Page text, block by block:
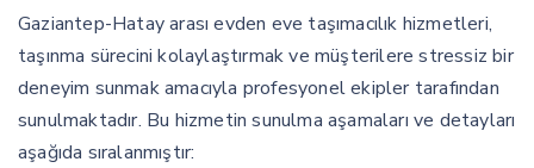
Gaziantep-Hatay arası evden eve taşımacılık hizmetleri,
taşınma sürecini kolaylaştırmak ve müşterilere stressiz bir
deneyim sunmak amacıyla profesyonel ekipler tarafından
sunulmaktadır. Bu hizmetin sunulma aşamaları ve detayları
aşağıda sıralanmıştır: